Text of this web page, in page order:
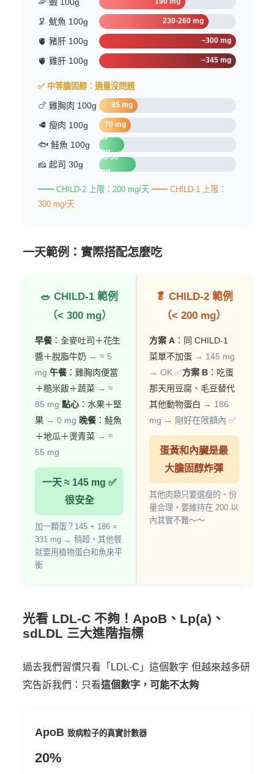
🦑 魷魚 100g 230-260 mg
🫀 豬肝 100g ~300 mg
🫀 雞肝 100g ~345 mg
✅ 中等膽固醇：適量沒問題
🍗 雞胸肉 100g 85 mg
🥩 瘦肉 100g 70 mg
🐟 鮭魚 100g
55
mg
🧀 起司 30g
25-30
mg
━━ CHILD-2 上限：200 mg/天 ━━ CHILD-1 上限：
300 mg/天
一天範例：實際搭配怎麼吃
🥗 CHILD-1 範例
（< 300 mg）
早餐：全麥吐司＋花生
醬＋脫脂牛奶 → ≈ 5
mg 午餐：雞胸肉便當
＋糙米飯＋蔬菜 → ≈
85 mg 點心 ：水果＋堅
果 → 0 mg 晚餐：鮭魚
＋地瓜＋燙青菜 → ≈
55 mg
一天 ≈ 145 mg ✅
很安全
加一顆蛋？145 + 186 =
331 mg → 稍超，其他餐
就要用植物蛋白和魚來平
衡
🥬 CHILD-2 範例
（< 200 mg）
方案 A ：同 CHILD-1
菜單不加蛋 → 145 mg
→ OK ✅方案 B ：吃蛋
那天用豆腐、毛豆替代
其他動物蛋白 → 186
mg → 剛好在限額內 ✅
蛋黃和內臟是最
大膽固醇炸彈
其他肉類只要選瘦的、份
量合理，要維持在 200 以
內其實不難～～
光看 LDL-C 不夠！ApoB、Lp(a)、
sdLDL 三大進階指標
過去我們習慣只看「LDL-C」這個數字 但越來越多研
究告訴我們：只看這個數字，可能不太夠
ApoB 致病粒子的真實計數器
20%